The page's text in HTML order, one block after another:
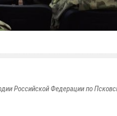
Российской Федерации по